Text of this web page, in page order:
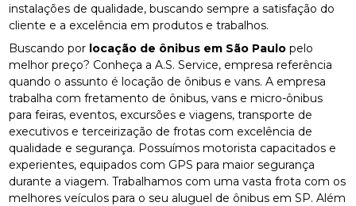
instalações de qualidade, buscando sempre a satisfação do
cliente e a excelência em produtos e trabalhos.
Buscando por locação de ônibus em São Paulo pelo
melhor preço? Conheça a A.S. Service, empresa referência
quando o assunto é locação de ônibus e vans. A empresa
trabalha com fretamento de ônibus, vans e micro-ônibus
para feiras, eventos, excursões e viagens, transporte de
executivos e terceirização de frotas com excelência de
qualidade e segurança. Possuímos motorista capacitados e
experientes, equipados com GPS para maior segurança
durante a viagem. Trabalhamos com uma vasta frota com os
melhores veículos para o seu aluguel de ônibus em SP. Além